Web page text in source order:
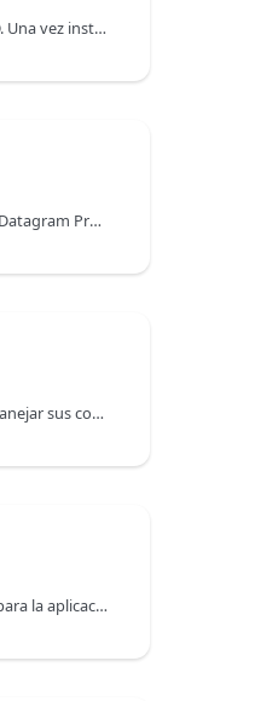
La clase TCPListener permite crear y configurar un servidor TCP en 4D. Una vez instanciado el listener TCP, puede recibir conexiones TCP clientes y comunicarse utilizando cualquier protocolo que soporte TCP.
La clase UDPSocket permite enviar y recibir paquetes UDP. UDP (User Datagram Protocol) es un protocolo de fácil implementación para el envío de datos. Es más rápido y sencillo que TCP (sólo 8 bytes de encabezado frente a los al menos 20 bytes en TCP), pero no ofrece el mismo nivel de fiabilidad. Es útil para aplicaciones en las que los datos deben llegar rápidamente a su destino. Sin embargo, no permite verificar la entrega, ni comprobar errores o recuperar datos que no se hayan entregado correctamente.
La clase WebForm contiene funciones y propiedades que permiten manejar sus componentes de páginas Qodly. Los objetos devueltos son de la clase 4D.WebFormItem.
La API clase WebServer le permite iniciar y controlar un servidor web para la aplicación principal (host) así como para cada componente alojado (ver la descripción general del objeto servidor web). Esta clase está disponible en el "class store" de 4D.